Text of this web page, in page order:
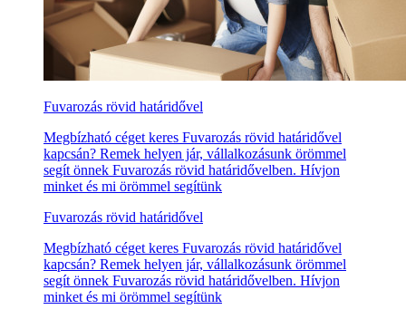
Fuvarozás rövid határidővel
Megbízható céget keres Fuvarozás rövid határidővel
kapcsán? Remek helyen jár, vállalkozásunk örömmel
segít önnek Fuvarozás rövid határidővelben. Hívjon
minket és mi örömmel segítünk
Fuvarozás rövid határidővel
Megbízható céget keres Fuvarozás rövid határidővel
kapcsán? Remek helyen jár, vállalkozásunk örömmel
segít önnek Fuvarozás rövid határidővelben. Hívjon
minket és mi örömmel segítünk